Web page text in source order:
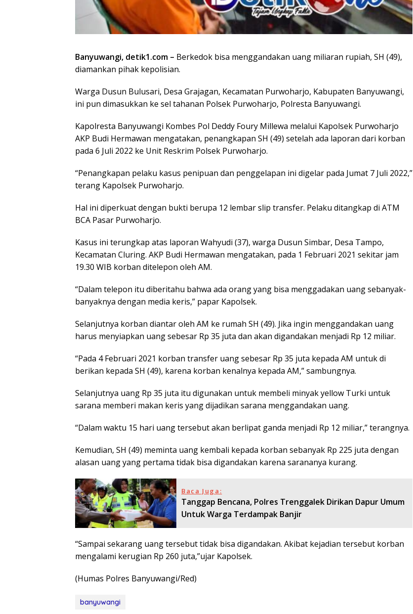
Banyuwangi, detik1.com – Berkedok bisa menggandakan uang miliaran rupiah, SH (49),
diamankan pihak kepolisian.
Warga Dusun Bulusari, Desa Grajagan, Kecamatan Purwoharjo, Kabupaten Banyuwangi,
ini pun dimasukkan ke sel tahanan Polsek Purwoharjo, Polresta Banyuwangi.
Kapolresta Banyuwangi Kombes Pol Deddy Foury Millewa melalui Kapolsek Purwoharjo
AKP Budi Hermawan mengatakan, penangkapan SH (49) setelah ada laporan dari korban
pada 6 Juli 2022 ke Unit Reskrim Polsek Purwoharjo.
“Penangkapan pelaku kasus penipuan dan penggelapan ini digelar pada Jumat 7 Juli 2022,”
terang Kapolsek Purwoharjo.
Hal ini diperkuat dengan bukti berupa 12 lembar slip transfer. Pelaku ditangkap di ATM
BCA Pasar Purwoharjo.
Kasus ini terungkap atas laporan Wahyudi (37), warga Dusun Simbar, Desa Tampo,
Kecamatan Cluring. AKP Budi Hermawan mengatakan, pada 1 Februari 2021 sekitar jam
19.30 WIB korban ditelepon oleh AM.
“Dalam telepon itu diberitahu bahwa ada orang yang bisa menggadakan uang sebanyak-
banyaknya dengan media keris,” papar Kapolsek.
Selanjutnya korban diantar oleh AM ke rumah SH (49). Jika ingin menggandakan uang
harus menyiapkan uang sebesar Rp 35 juta dan akan digandakan menjadi Rp 12 miliar.
“Pada 4 Februari 2021 korban transfer uang sebesar Rp 35 juta kepada AM untuk di
berikan kepada SH (49), karena korban kenalnya kepada AM,” sambungnya.
Selanjutnya uang Rp 35 juta itu digunakan untuk membeli minyak yellow Turki untuk
sarana memberi makan keris yang dijadikan sarana menggandakan uang.
“Dalam waktu 15 hari uang tersebut akan berlipat ganda menjadi Rp 12 miliar,” terangnya.
Kemudian, SH (49) meminta uang kembali kepada korban sebanyak Rp 225 juta dengan
alasan uang yang pertama tidak bisa digandakan karena sarananya kurang.
Baca Juga:
Tanggap Bencana, Polres Trenggalek Dirikan Dapur Umum
Untuk Warga Terdampak Banjir
“Sampai sekarang uang tersebut tidak bisa digandakan. Akibat kejadian tersebut korban
mengalami kerugian Rp 260 juta,”ujar Kapolsek.
(Humas Polres Banyuwangi/Red)
banyuwangi